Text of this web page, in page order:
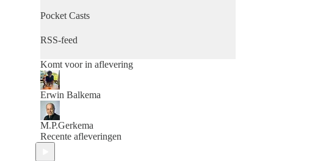
Pocket Casts
RSS-feed
Komt voor in aflevering
Erwin Balkema
M.P.Gerkema
Recente afleveringen